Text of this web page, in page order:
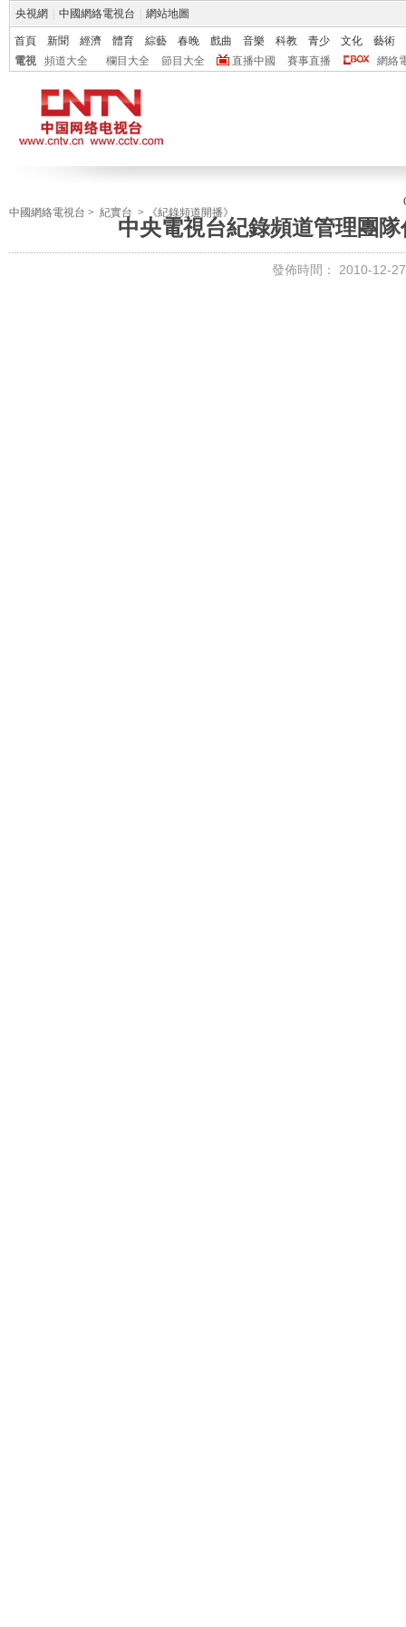
央視網 中國網絡電視台 網站地圖
首頁 新聞 經濟 體育 綜藝 春晚 戲曲 音樂 科教 青少 文化
藝術
電視
頻道大全 欄目大全 節目大全 直播中國 賽事直播 網絡
中國網絡電視台 > 紀實台 > 《紀錄頻道開播》
中央電視台紀錄頻道管理團
發佈時間： 2010-12-